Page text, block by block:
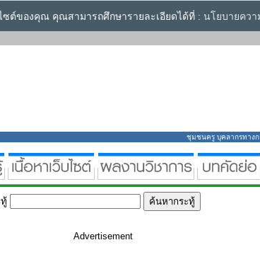
ต์ของคุณ คุณสามารถศึกษารายละเอียดได้ที่ : นโยบายควา
ชุมชนครู บุคลากรทางก
Advertisement